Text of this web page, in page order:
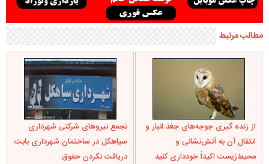
مطالب مرتبط
از زنده گیری جوجه‌های جغد انبار و
انتقال آن به آتش‌نشانی و
محیط‌زیست اکیداً خودداری کنید
تجمع نیروهای شرکتی شهرداری
سیاهکل در ساختمان شهرداری بابت
دریافت نکردن حقوق